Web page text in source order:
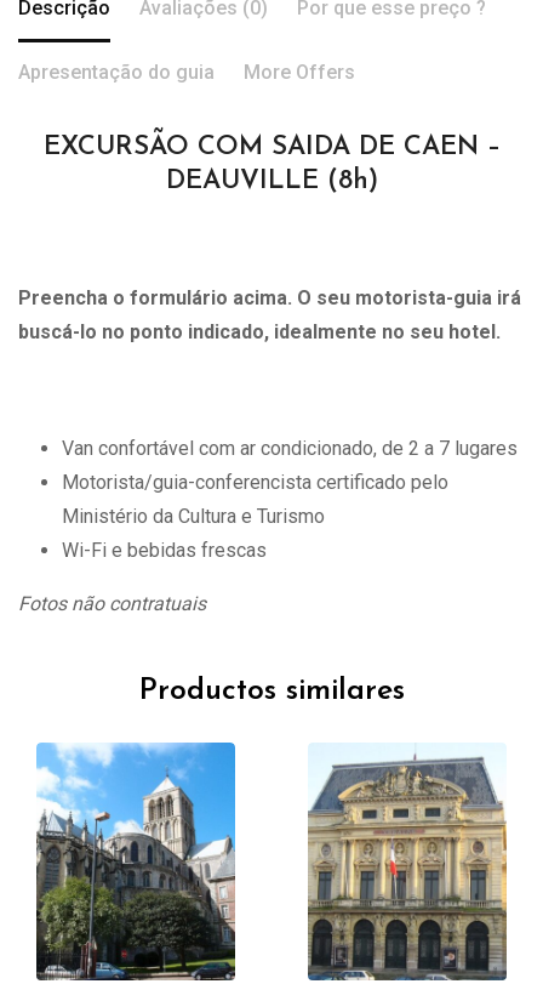
Descrição Avaliações (0) Por que esse preço ?
Apresentação do guia More Offers
EXCURSÃO COM SAIDA DE CAEN –
DEAUVILLE (8h)
Preencha o formulário acima. O seu motorista-guia irá
buscá-lo no ponto indicado, idealmente no seu hotel.
Van confortável com ar condicionado, de 2 a 7 lugares
Motorista/guia-conferencista certificado pelo
Ministério da Cultura e Turismo
Wi-Fi e bebidas frescas
Fotos não contratuais
Productos similares